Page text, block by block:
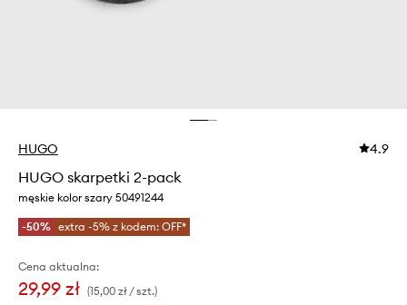
HUGO 4.9
HUGO skarpetki 2-pack
męskie kolor szary 50491244
-50% extra -5% z kodem: OFF*
Cena aktualna:
29,99 zł (15,00 zł / szt.)